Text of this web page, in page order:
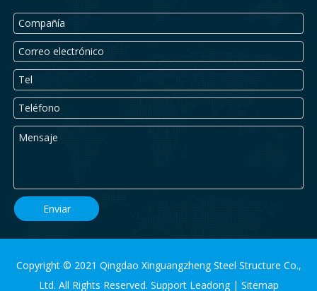
Enviar
Copyright © 2021 Qingdao Xinguangzheng Steel Structure Co.,
Ltd. All Rights Reserved. Support Leadong | Sitemap